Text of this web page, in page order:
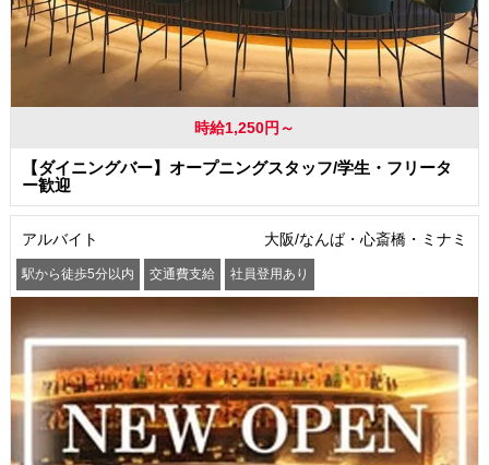
時給1,250円～
【ダイニングバー】オープニングスタッフ/学生・フリータ
ー歓迎
アルバイト 大阪/なんば・心斎橋・ミナミ
駅から徒歩5分以内 交通費支給 社員登用あり